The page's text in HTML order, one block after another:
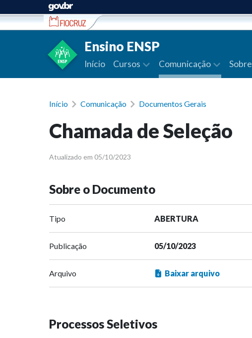
Ir para conteúdo
Ensino ENSP
Início Cursos Comunicação Sobre
Início Comunicação Documentos Gerais
Chamada de Seleção
Atualizado em 05/10/2023
Sobre o Documento
Tipo ABERTURA
Publicação 05/10/2023
Arquivo Baixar arquivo
Processos Seletivos